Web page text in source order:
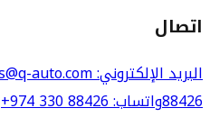
اتصال
البريد الإلكتروني: rentals@q-auto.com
88426واتساب:
+974 330 88426